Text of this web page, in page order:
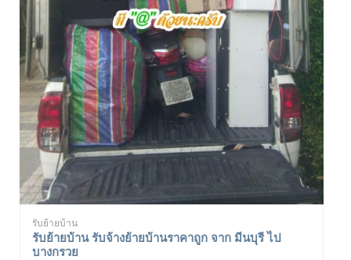
รับย้ายบ้าน
รับย้ายบ้าน รับจ้างย้ายบ้านราคาถูก จาก มีนบุรี ไป
บางกรวย